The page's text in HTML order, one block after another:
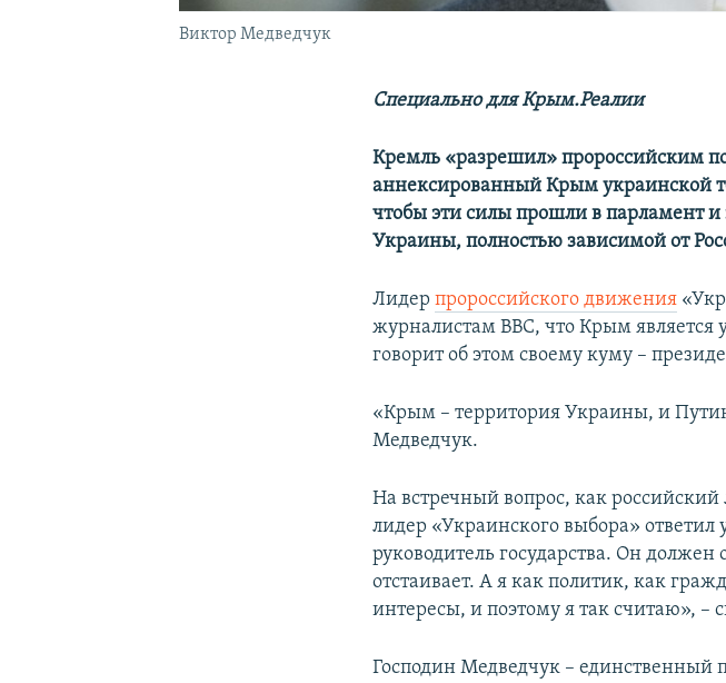
Виктор Медведчук
Специально для Крым.Реалии
Кремль «разрешил» пророссийским
аннексированный Крым украинской
чтобы эти силы прошли в парламент и
Украины, полностью зависимой от
Лидерпророссийского движения
журналистам BBC, что Крым
говорит об этом своему куму –
«Крым – территория Украины, и
Медведчук.
На встречный вопрос, как
лидер «Украинского выбора»
руководитель государства. Он должен
отстаивает. А я как политик, как
интересы, и поэтому я так считаю», –
Господин Медведчук – единственный